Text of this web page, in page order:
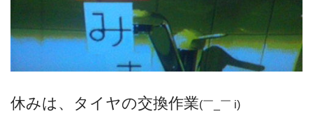
休みは、タイヤの交換作業(￣_￣ i)